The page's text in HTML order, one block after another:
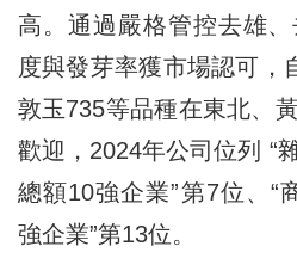
高。通過嚴格管控去雄
度與發芽率獲市場認可，
敦玉735等品種在東北、
歡迎，2024年公司位列 “
總額10強企業”第7位、“
強企業”第13位。​